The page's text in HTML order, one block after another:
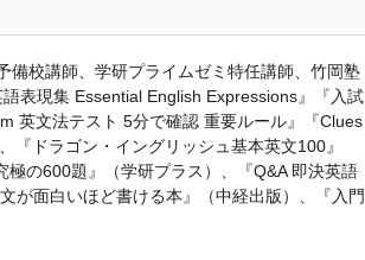
備校講師、学研プライムゼミ特任講師、竹岡塾
表現集 Essential English Expressions』『入試
英文法テスト 5分で確認 重要ルール』『Clues
ドラゴン・イングリッシュ基本英文100』
極の600題』（学研プラス）、『Q&A 即決英語
が面白いほど書ける本』（中経出版）、『入門